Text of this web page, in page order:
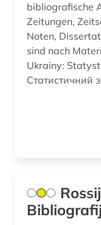
Irland (5)
Island (1)
Israel (3)
Italien (11)
Korea (1)
Lettland (6)
bibliografische
Zeitungen,
Noten,
sind nach
Ukrainy:
Статистичний